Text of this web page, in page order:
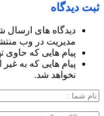
ثبت دیدگاه
دیدگاه های ارسال
مدیریت در وب
پیام هایی که حاوی
پیام هایی که به
نخواهد شد.